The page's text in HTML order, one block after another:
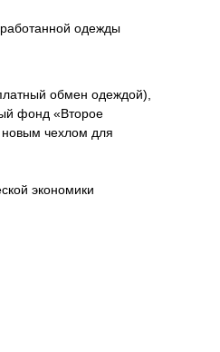
одежды
обмен одеждой),
фонд «Второе
новым чехлом для
экономики